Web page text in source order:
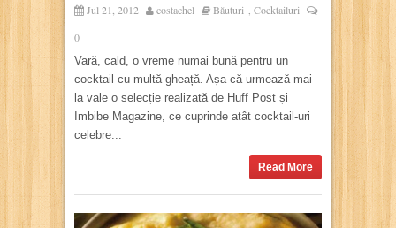
Jul 21, 2012 costachel Băuturi , Cocktailuri
0
Vară, cald, o vreme numai bună pentru un
cocktail cu multă gheață. Așa că urmează mai
la vale o selecție realizată de Huff Post și
Imbibe Magazine, ce cuprinde atât cocktail-uri
celebre...
Read More